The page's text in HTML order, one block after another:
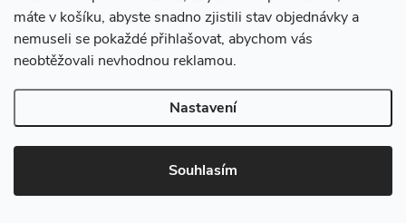
máte v košíku, abyste snadno zjistili stav objednávky a
nemuseli se pokaždé přihlašovat, abychom vás
neobtěžovali nevhodnou reklamou.
Nastavení
Souhlasím
Jsou šťavnaté, jsou sladké a
nikdy nezklamou. Frutie
Klasická příchuť maliny s
úžasným kyselým twistem.